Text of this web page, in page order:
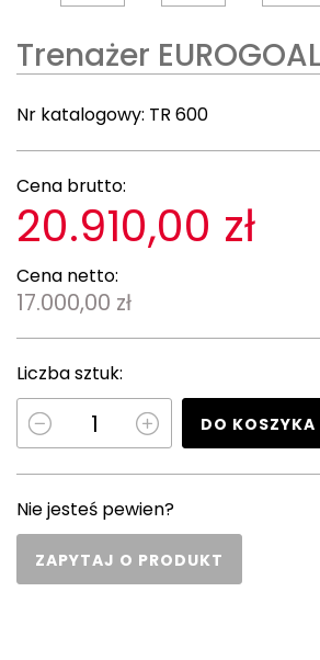
Trenażer
Nr katalogowy: TR 600
Cena brutto:
20.910,00 zł
Cena netto:
17.000,00 zł
Liczba sztuk:
DO KOSZYKA
Nie jesteś pewien?
ZAPYTAJ O PRODUKT